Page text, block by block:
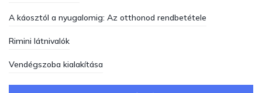
A káosztól a nyugalomig: Az otthonod rendbetétele
Rimini látnivalók
Vendégszoba kialakítása